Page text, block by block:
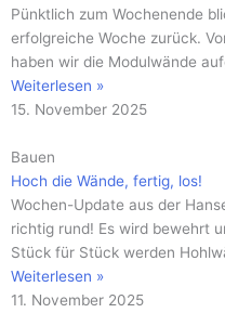
Pünktlich zum Wochenende
erfolgreiche Woche zurück.
haben wir die Modulwände
Weiterlesen »
15. November 2025
Bauen
Hoch die Wände, fertig, los!
Wochen-Update aus der
richtig rund! Es wird bewehrt
Stück für Stück werden
Weiterlesen »
11. November 2025